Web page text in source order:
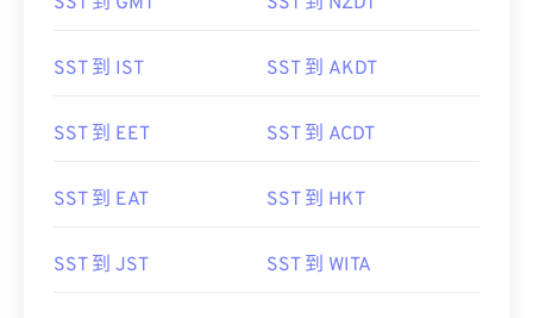
SST 到 IST SST 到 AKDT
SST 到 EET SST 到 ACDT
SST 到 EAT SST 到 HKT
SST 到 JST SST 到 WITA